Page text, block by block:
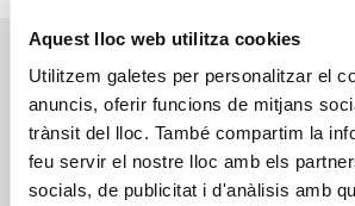
Aquest lloc web utilitza cookies
Utilitzem galetes per personalitzar el
anuncis, oferir funcions de mitjans
trànsit del lloc. També compartim la
feu servir el nostre lloc amb els
socials, de publicitat i d'anàlisis amb